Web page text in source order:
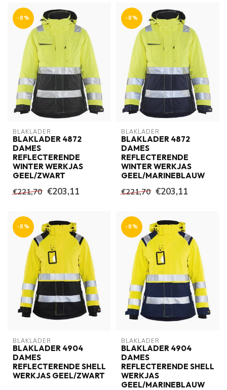
-8%
BLAKLADER
BLAKLADER 4872
DAMES
REFLECTERENDE
WINTER WERKJAS
GEEL/ZWART
€221,70 €203,11
-8%
BLAKLADER
BLAKLADER 4872
DAMES
REFLECTERENDE
WINTER WERKJAS
GEEL/MARINEBLAUW
€221,70 €203,11
-8%
BLAKLADER
BLAKLADER 4904
DAMES
REFLECTERENDE SHELL
WERKJAS GEEL/ZWART
-8%
BLAKLADER
BLAKLADER 4904
DAMES
REFLECTERENDE SHELL
WERKJAS
GEEL/MARINEBLAUW